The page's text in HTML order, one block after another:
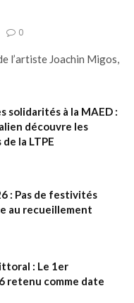
0
l’artiste Joachin Migos,
solidarités à la MAED :
découvre les
la LTPE
: Pas de festivités
au recueillement
: Le 1er
retenu comme date